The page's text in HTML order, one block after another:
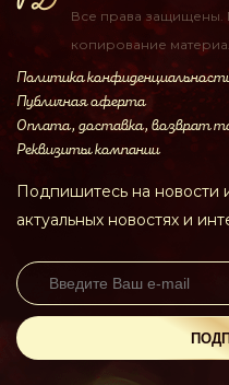
Все права защищены.
копирование
Политика
Публичная оферта
Оплата, доставка, возврат
Реквизиты компании
Подпишитесь на новости
актуальных новостях и